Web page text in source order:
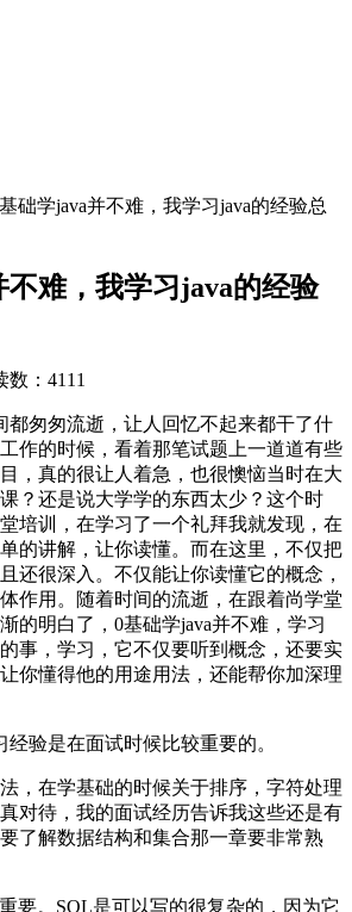
础学java并不难，我学习java的经验总
不难，我学习java的经验
：4111
匆匆流逝，让人回忆不起来都干了什
作的时候，看着那笔试题上一道道有些
，真的很让人着急，也很懊恼当时在大
？还是说大学学的东西太少？这个时
培训，在学习了一个礼拜我就发现，在
的讲解，让你读懂。而在这里，不仅把
还很深入。不仅能让你读懂它的概念，
作用。随着时间的流逝，在跟着尚学堂
的明白了，0基础学java并不难，学习
事，学习，它不仅要听到概念，还要实
你懂得他的用途用法，还能帮你加深理
验是在面试时候比较重要的。
，在学基础的时候关于排序，字符处理
对待，我的面试经历告诉我这些还是有
了解数据结构和集合那一章要非常熟
要。SQL是可以写的很复杂的，因为它